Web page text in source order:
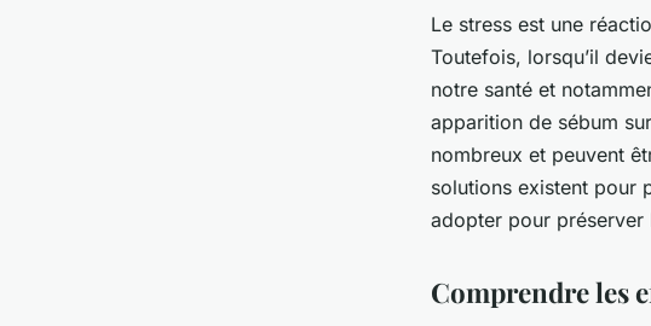
Le stress est une
Toutefois, lorsqu’il
notre santé et
apparition de sébum
nombreux et peuvent
solutions existent pour
adopter pour préserver
Comprendre les